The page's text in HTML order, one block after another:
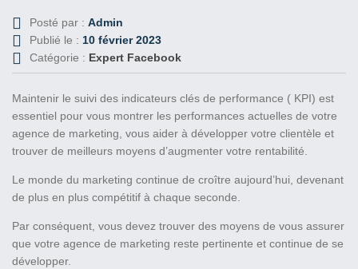
Posté par : Admin
Publié le : 10 février 2023
Catégorie : Expert Facebook
Maintenir le suivi des indicateurs clés de performance ( KPI) est
essentiel pour vous montrer les performances actuelles de votre
agence de marketing, vous aider à développer votre clientèle et
trouver de meilleurs moyens d’augmenter votre rentabilité.
Le monde du marketing continue de croître aujourd’hui, devenant
de plus en plus compétitif à chaque seconde.
Par conséquent, vous devez trouver des moyens de vous assurer
que votre agence de marketing reste pertinente et continue de se
développer.